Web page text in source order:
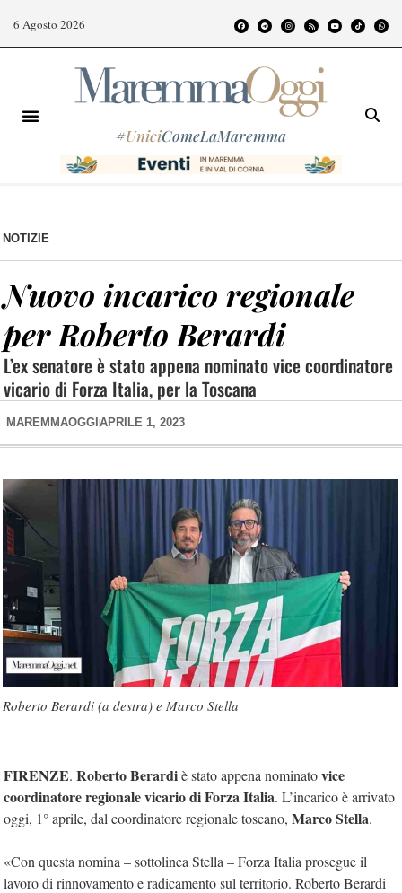
6 Agosto 2026
#UniciComeLaMaremma
NOTIZIE
Nuovo incarico regionale
per Roberto Berardi
L’ex senatore è stato appena nominato vice coordinatore
vicario di Forza Italia, per la Toscana
MAREMMAOGGI APRILE 1, 2023
Roberto Berardi (a destra) e Marco Stella
FIRENZE. Roberto Berardiè stato appena nominatovice
coordinatore regionale vicario di Forza Italia. L’incarico è arrivato
oggi, 1° aprile, dal coordinatore regionale toscano, Marco Stella.
«Con questa nomina – sottolinea Stella – Forza Italia prosegue il
lavoro di rinnovamento e radicamento sul territorio. Roberto Berardi